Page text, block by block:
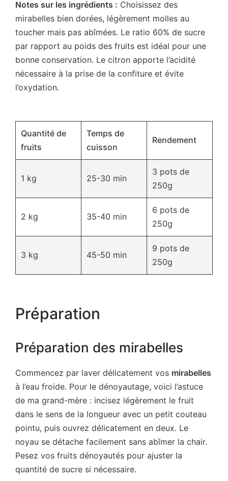
Notes sur les ingrédients : Choisissez des
mirabelles bien dorées, légèrement molles au
toucher mais pas abîmées. Le ratio 60% de sucre
par rapport au poids des fruits est idéal pour une
bonne conservation. Le citron apporte l’acidité
nécessaire à la prise de la confiture et évite
l’oxydation.
Quantité de
fruits
Temps de
cuisson
Rendement
1 kg 25-30 min
3 pots de
250g
2 kg 35-40 min
6 pots de
250g
3 kg 45-50 min
9 pots de
250g
Préparation
Préparation des mirabelles
Commencez par laver délicatement vos mirabelles
à l’eau froide. Pour le dénoyautage, voici l’astuce
de ma grand-mère : incisez légèrement le fruit
dans le sens de la longueur avec un petit couteau
pointu, puis ouvrez délicatement en deux. Le
noyau se détache facilement sans abîmer la chair.
Pesez vos fruits dénoyautés pour ajuster la
quantité de sucre si nécessaire.